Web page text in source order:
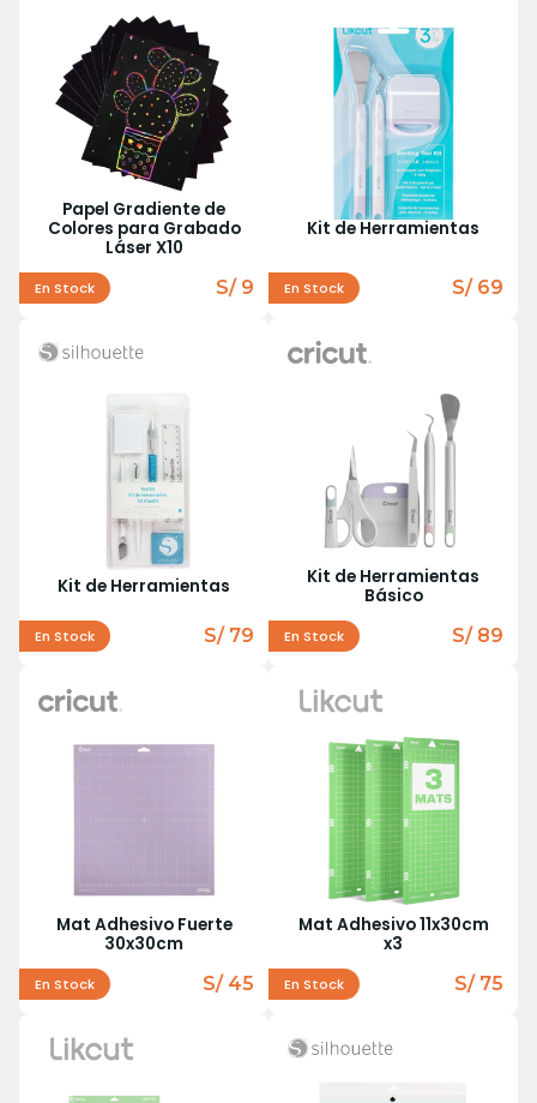
Papel Gradiente de
Colores para Grabado
Láser X10
En Stock S/ 9
Kit de Herramientas
En Stock S/ 69
Kit de Herramientas
En Stock S/ 79
Kit de Herramientas
Básico
En Stock S/ 89
Mat Adhesivo Fuerte
30x30cm
En Stock S/ 45
Mat Adhesivo 11x30cm
x3
En Stock S/ 75